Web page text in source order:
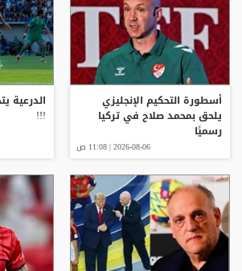
أسطورة التحكيم الإنجليزي
يلحق بمحمد صلاح في تركيا
رسميًا
2026-08-06 | 11:08 ص
الدرعية
!!!